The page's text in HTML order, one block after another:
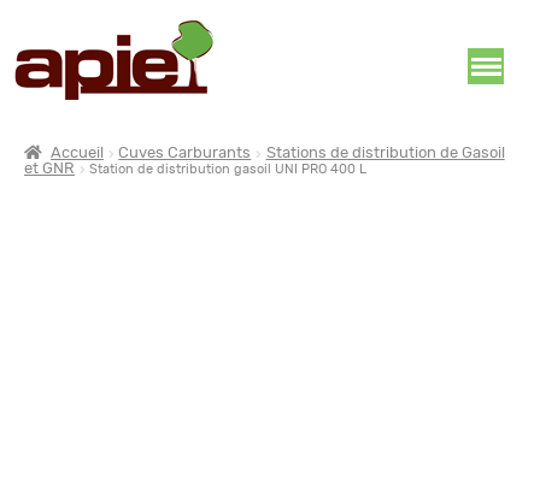
Accueil Cuves Carburants
Stations de distribution de Gasoil
et GNR
Station de distribution gasoil UNI PRO 400 L